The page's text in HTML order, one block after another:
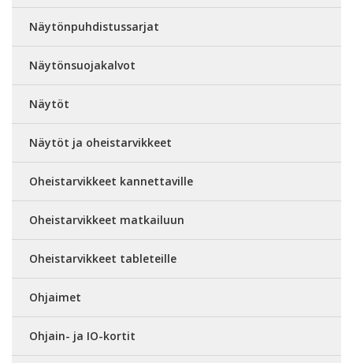
Näytönpuhdistussarjat
Näytönsuojakalvot
Näytöt
Näytöt ja oheistarvikkeet
Oheistarvikkeet kannettaville
Oheistarvikkeet matkailuun
Oheistarvikkeet tableteille
Ohjaimet
Ohjain- ja IO-kortit